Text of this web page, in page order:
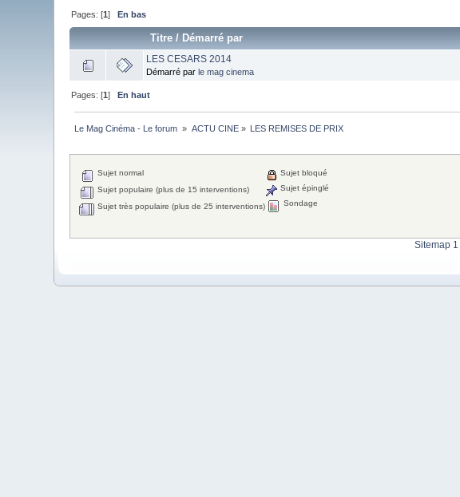
Pages: [1]En bas
Titre /Démarré par
LES CESARS 2014
Démarré parle mag cinema
Pages: [1]En haut
Le Mag Cinéma - Le forum » ACTU CINE» LES REMISES DE PRIX
Sujet normal
Sujet populaire (plus de 15 interventions)
Sujet très populaire (plus de 25 interventions)
Sujet bloqué
Sujet épinglé
Sondage
Sitemap 1